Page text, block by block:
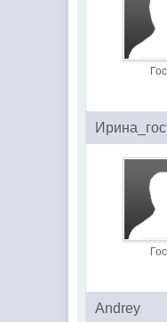
Andrey